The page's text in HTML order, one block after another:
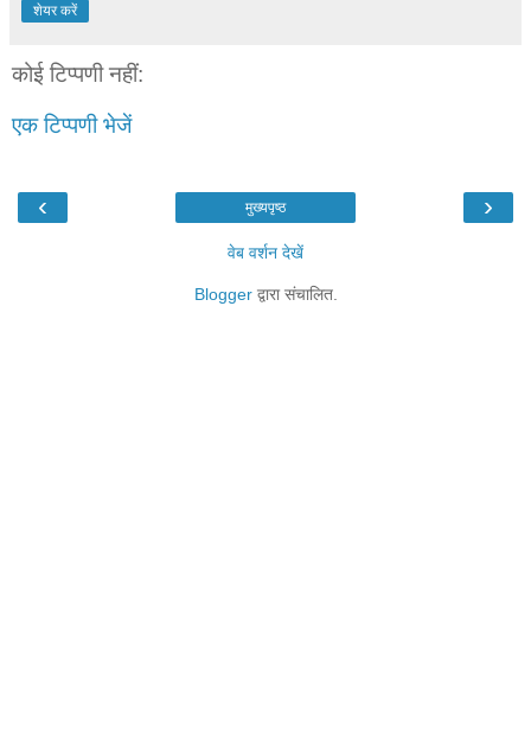
शेयर करें
कोई टिप्पणी नहीं:
एक टिप्पणी भेजें
‹ ›
मुख्यपृष्ठ
वेब वर्शन देखें
Bloggerद्वारा संचालित.